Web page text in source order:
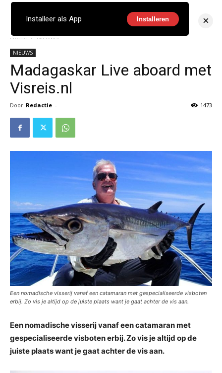
Home NIEUWS
NIEUWS
Madagaskar Live aboard met
Visreis.nl
Door Redactie - 1473
Een nomadische visserij vanaf een catamaran met gespecialiseerde visboten
erbij. Zo vis je altijd op de juiste plaats want je gaat achter de vis aan.
Een nomadische visserij vanaf een catamaran met
gespecialiseerde visboten erbij. Zo vis je altijd op de
juiste plaats want je gaat achter de vis aan.
Installeer als App Installeren ×